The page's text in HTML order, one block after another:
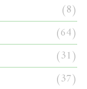
(8)
(64)
(31)
(37)